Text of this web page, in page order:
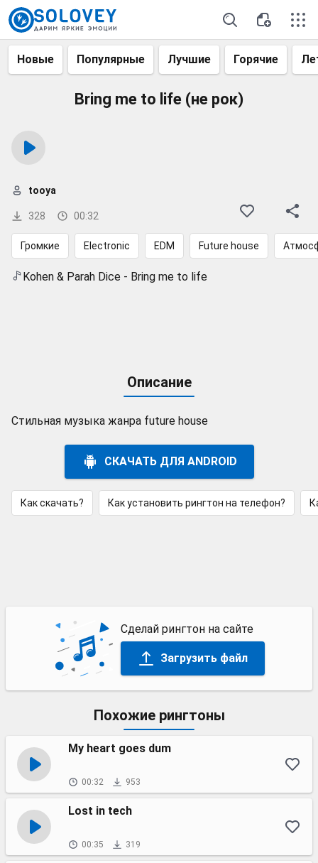
Новые Популярные Лучшие Горячие
Bring me to life (не рок)
328 00:32
tooya
Громкие Electronic EDM Future house
Kohen & Parah Dice - Bring me to life
Описание
Стильная музыка жанра future house
СКАЧАТЬ ДЛЯ ANDROID
Как скачать? Как установить рингтон на телефон?
Сделай рингтон на сайте
Загрузить файл
Похожие рингтоны
My heart goes dum
00:32 953
Lost in tech
00:35 319